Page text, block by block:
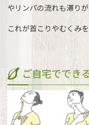
やリンパの流れも滞り
これが首こりやむくみ
ご自宅ででき